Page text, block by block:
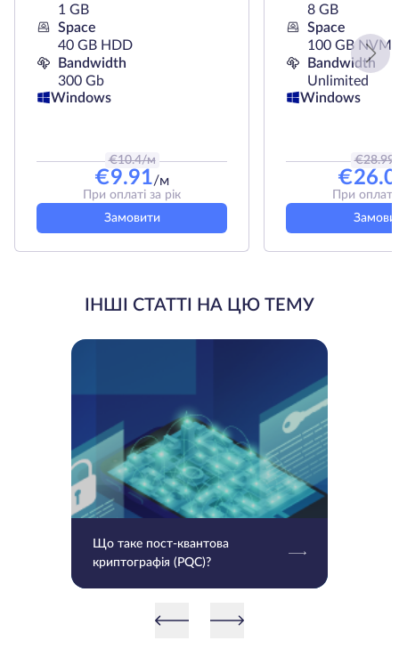
1 GB
Space
40 GB HDD
Bandwidth
300 Gb
Windows
€10.4/м
€9.91/м
При оплаті за рік
Замовити
8 GB
Space
100 GB NVMe
Bandwidth
Unlimited
Windows
€28.99
€
При оплаті
ІНШІ СТАТТІ НА ЦЮ ТЕМУ
Що таке пост-квантова
криптографія (PQC)?